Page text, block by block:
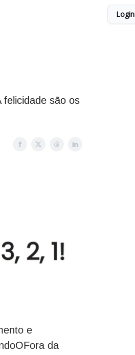
Login
felicidade são os
e
da